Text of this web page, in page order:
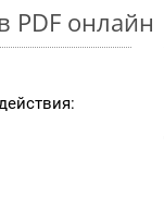
PDF онлайн